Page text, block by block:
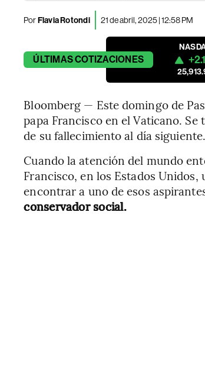
PorFlavia Rotondi 21 de abril, 2025 | 12:58 PM
ÚLTIMASCOTIZACIONES
Bloomberg — Este domingo de
papa Francisco en el Vaticano.
de su fallecimiento al día siguiente.
Cuando la atención del mundo
Francisco, en los Estados Unidos,
encontrar a uno de esos
conservador social.